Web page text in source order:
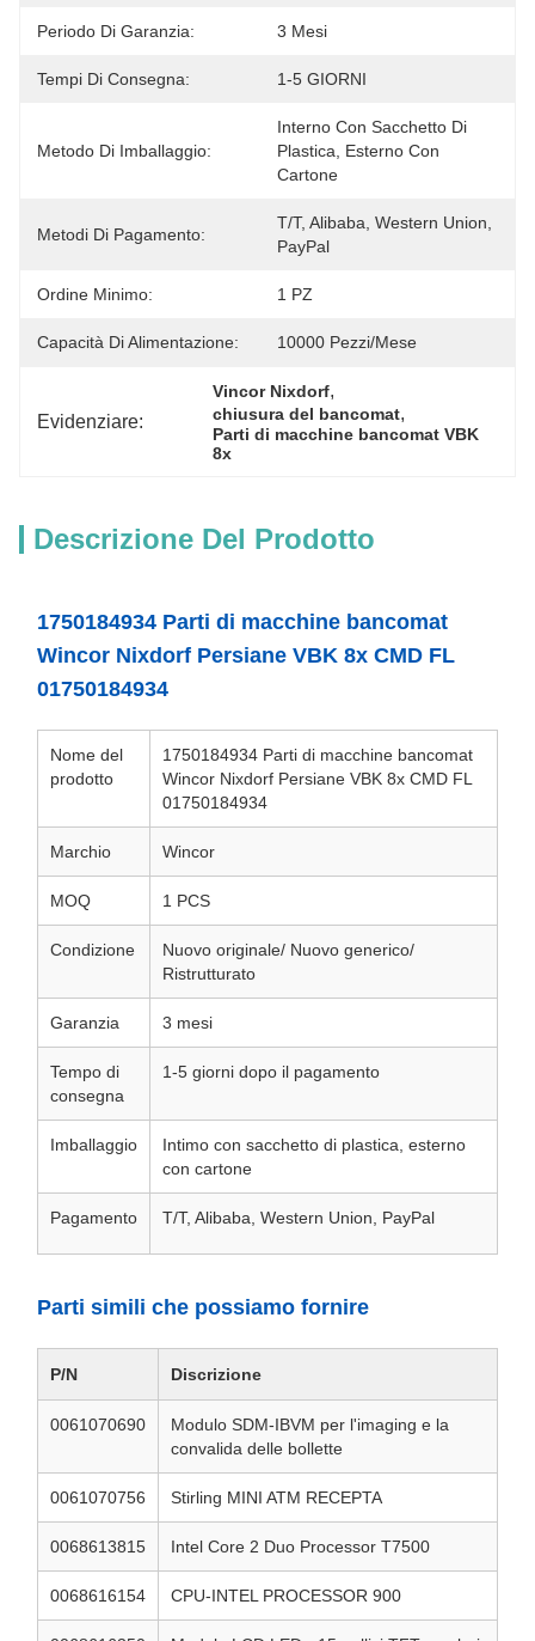
Periodo Di Garanzia: 3 Mesi
Tempi Di Consegna: 1-5 GIORNI
Metodo Di Imballaggio:
Interno Con Sacchetto Di
Plastica, Esterno Con
Cartone
Metodi Di Pagamento:
T/T, Alibaba, Western Union,
PayPal
Ordine Minimo: 1 PZ
Capacità Di Alimentazione: 10000 Pezzi/mese
Evidenziare:
Vincor Nixdorf,
chiusura del bancomat,
Parti di macchine bancomat VBK
8x
Descrizione Del Prodotto
1750184934 Parti di macchine bancomat
Wincor Nixdorf Persiane VBK 8x CMD FL
01750184934
Nome del
prodotto
1750184934 Parti di macchine bancomat
Wincor Nixdorf Persiane VBK 8x CMD FL
01750184934
Marchio Wincor
MOQ 1 PCS
Condizione
Nuovo originale/ Nuovo generico/
Ristrutturato
Garanzia 3 mesi
Tempo di
consegna
1-5 giorni dopo il pagamento
Imballaggio
Intimo con sacchetto di plastica, esterno
con cartone
Pagamento T/T, Alibaba, Western Union, PayPal
Parti simili che possiamo fornire
P/N Discrizione
0061070690
Modulo SDM-IBVM per l'imaging e la
convalida delle bollette
0061070756 Stirling MINI ATM RECEPTA
0068613815 Intel Core 2 Duo Processor T7500
0068616154 CPU-INTEL PROCESSOR 900